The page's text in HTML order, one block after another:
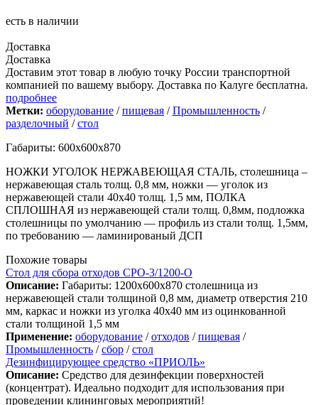
есть в наличии
Доставка
Доставка
Доставим этот товар в любую точку России транспортной
компанией по вашему выбору. Доставка по Калуге бесплатна.
подробнее
Метки: оборудование /пищевая /Промышленность /
разделочный /стол
Габариты: 600х600х870
НОЖКИ УГОЛОК НЕРЖАВЕЮЩАЯ СТАЛЬ, столешница –
нержавеющая сталь толщ. 0,8 мм, ножки — уголок из
нержавеющей стали 40х40 толщ. 1,5 мм, ПОЛКА
СПЛОШНАЯ из нержавеющей стали толщ. 0,8мм, подложка
столешницы по умолчанию — профиль из стали толщ. 1,5мм,
по требованию — ламинированый ДСП
Похожие товары
Стол для сбора отходов СРО-3/1200-О
Описание: Габариты: 1200х600х870 столешница из
нержавеющей стали толщиной 0,8 мм, диаметр отверстия 210
мм, каркас и ножки из уголка 40х40 мм из оцинкованной
стали толщиной 1,5 мм
Применение: оборудование /отходов /пищевая /
Промышленность /сбор /стол
Дезинфицирующее средство «ПРИОЛЬ»
Описание: Средство для дезинфекции поверхностей
(концентрат). Идеально подходит для использования при
проведении клининговых мероприятий!